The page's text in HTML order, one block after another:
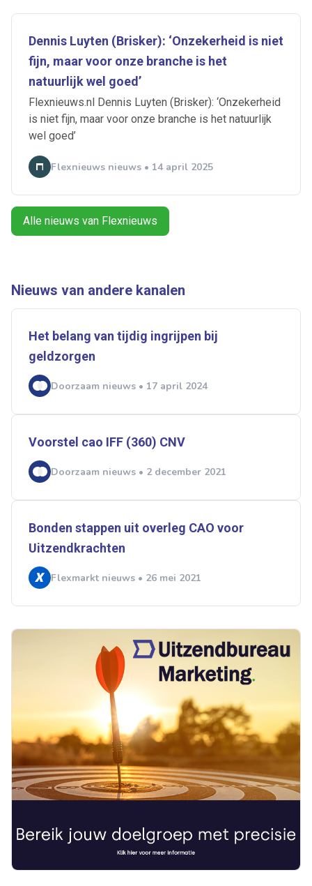
Dennis Luyten (Brisker): ‘Onzekerheid is niet
fijn, maar voor onze branche is het
natuurlijk wel goed’
Flexnieuws.nl Dennis Luyten (Brisker): ‘Onzekerheid
is niet fijn, maar voor onze branche is het natuurlijk
wel goed’
Flexnieuws nieuws • 14 april 2025
Alle nieuws van Flexnieuws
Nieuws van andere kanalen
Het belang van tijdig ingrijpen bij
geldzorgen
Doorzaam nieuws • 17 april 2024
Voorstel cao IFF (360) CNV
Doorzaam nieuws • 2 december 2021
Bonden stappen uit overleg CAO voor
Uitzendkrachten
Flexmarkt nieuws • 26 mei 2021
Ontvang vacatures direct in
je mailbox
Artikelen zoeken